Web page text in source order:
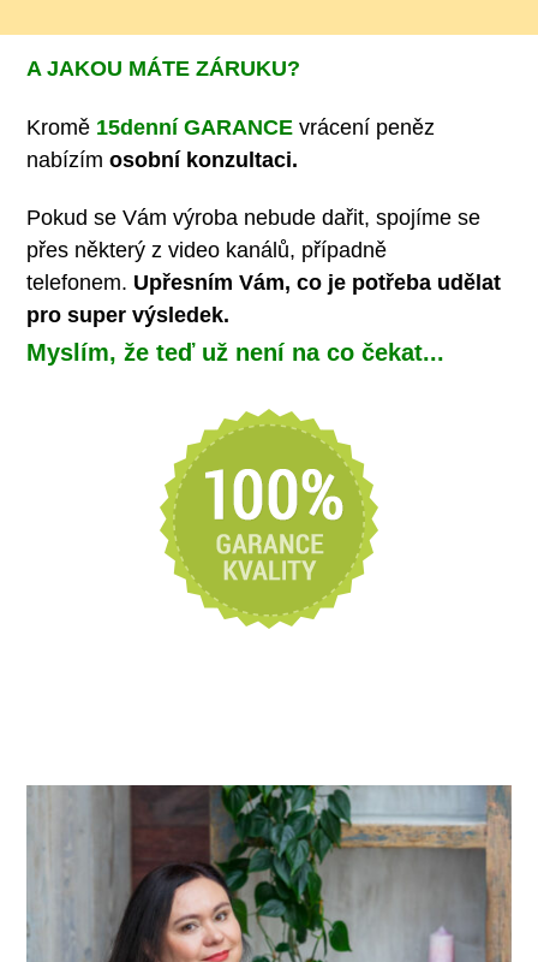
A JAKOU MÁTE ZÁRUKU?
Kromě 15denní GARANCE vrácení peněz
nabízímosobní konzultaci.
Pokud se Vám výroba nebude dařit, spojíme se
přes některý z video kanálů, případně
telefonem. Upřesním Vám, co je potřeba udělat
pro super výsledek.
Myslím, že teď už není na co čekat...